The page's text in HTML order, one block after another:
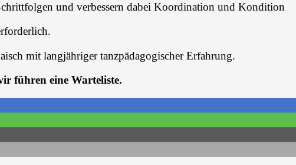
und verbessern dabei Koordination und Kondition
mit langjähriger tanzpädagogischer Erfahrung.
führen eine Warteliste.